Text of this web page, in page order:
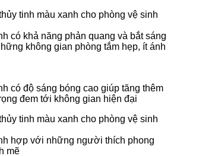
có khả năng phản quang và bắt sáng
không gian phòng tắm hẹp, ít ánh
có độ sáng bóng cao giúp tăng thêm
đem tới không gian hiện đại
hợp với những người thích phong
mẽ